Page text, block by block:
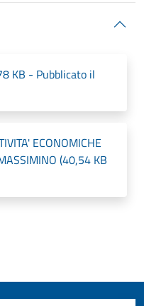
KB - Pubblicato il
ECONOMICHE
(40,54 KB